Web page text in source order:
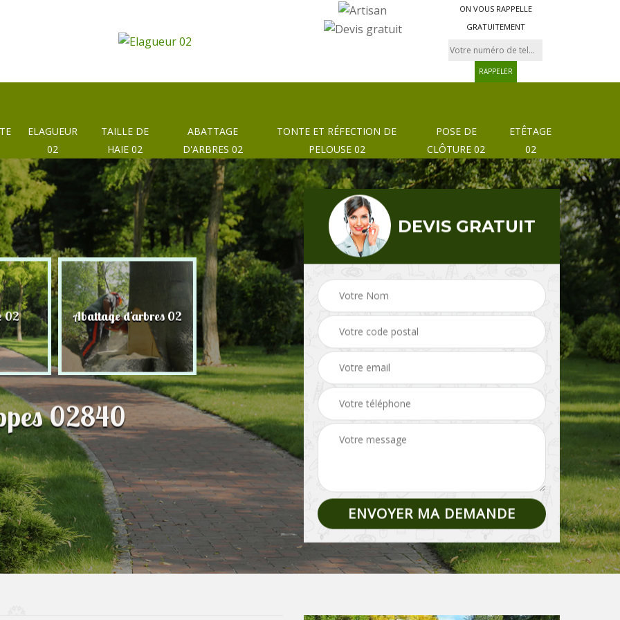
ON VOUS RAPPELLE
GRATUITEMENT
ELAGUEUR
02
TAILLE DE
HAIE 02
ABATTAGE
D'ARBRES 02
TONTE ET RÉFECTION DE
PELOUSE 02
POSE DE
CLÔTURE 02
ETÊTAGE
02
02 Abattage d'arbres 02 Taille de haie 02 Pose de clôture et Etêtage 02
02840
DEVIS GRATUIT